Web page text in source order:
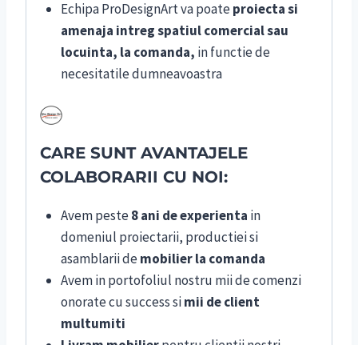
Echipa ProDesignArt va poateproiecta si
amenaja intreg spatiul comercial sau
locuinta, la comanda, in functie de
necesitatile dumneavoastra
CARE SUNT AVANTAJELE
COLABORARII CU NOI:
Avem peste8 ani de experienta in
domeniul proiectarii, productiei si
asamblarii demobilier la comanda
Avem in portofoliul nostru mii de comenzi
onorate cu success simii de client
multumiti